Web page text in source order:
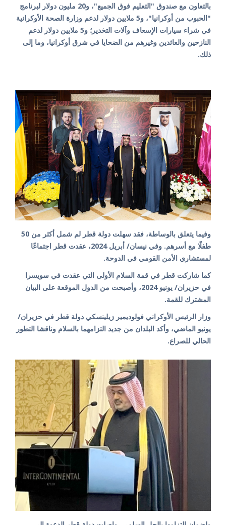
بالتعاون مع صندوق "التعليم فوق الجميع"، و20 مليون دولار لبرنامج
"الحبوب من أوكرانيا"، و5 ملايين دولار لدعم وزارة الصحة الأوكرانية
في شراء سيارات الإسعاف وآلات التخدير؛ و5 ملايين دولار لدعم
النازحين والعائدين وغيرهم من الضحايا في شرق أوكرانيا، وما إلى
ذلك.
وفيما يتعلق بالوساطة، فقد سهلت دولة قطر لم شمل أكثر من 50
طفلًا مع أسرهم. وفي نيسان/ أبريل 2024، عقدت قطر اجتماعًا
لمستشاري الأمن القومي في الدوحة.
كما شاركت قطر في قمة السلام الأولى التي عقدت في سويسرا
في حزيران/ يونيو 2024، وأصبحت من الدول الموقعة على البيان
المشترك للقمة.
وزار الرئيس الأوكراني فولوديمير زيلينسكي دولة قطر في حزيران/
يونيو الماضي، وأكد البلدان من جديد التزامهما بالسلام وناقشا التطور
الحالي للصراع.